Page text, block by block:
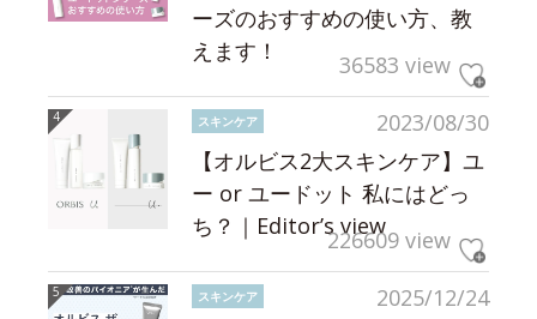
ーズのおすすめの使い方、教
えます！
36583 view
2023/08/30
スキンケア
【オルビス2大スキンケア】ユ
ー or ユードット 私にはどっ
ち？｜Editor’s view226609 view
2025/12/24
スキンケア